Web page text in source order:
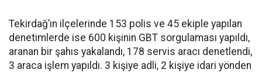
Tekirdağ’ın ilçelerinde 153 polis ve 45 ekiple yapılan
denetimlerde ise 600 kişinin GBT sorgulaması yapıldı,
aranan bir şahıs yakalandı, 178 servis aracı denetlendi,
3 araca işlem yapıldı. 3 kişiye adli, 2 kişiye idari yönden